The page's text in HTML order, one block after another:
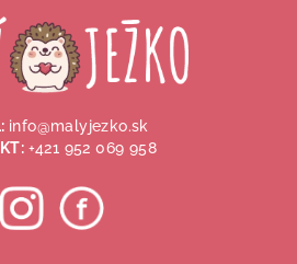
info@malyjezko.sk
+421 952 069 958